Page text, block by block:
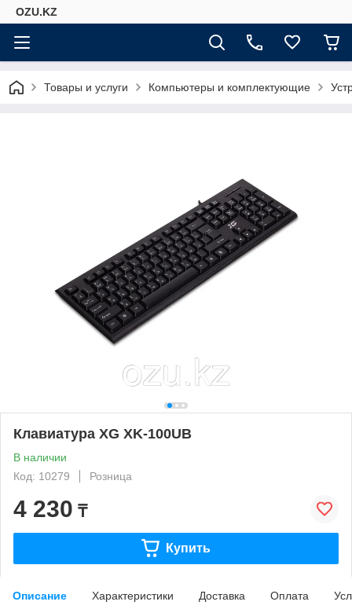
OZU.KZ
Товары и услуги Компьютеры и комплектующие
Клавиатура XG XK-100UB
В наличии
Код: 10279
Розница
4 230 ₸
Купить
Описание Характеристики Доставка Оплата